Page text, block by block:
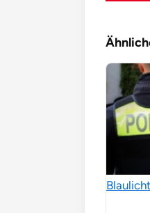
Blaulicht